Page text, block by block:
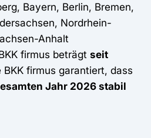
Bayern, Berlin, Bremen,
Nordrhein-
Anhalt
firmus beträgt seit
BKK firmus garantiert, dass
Jahr 2026 stabil